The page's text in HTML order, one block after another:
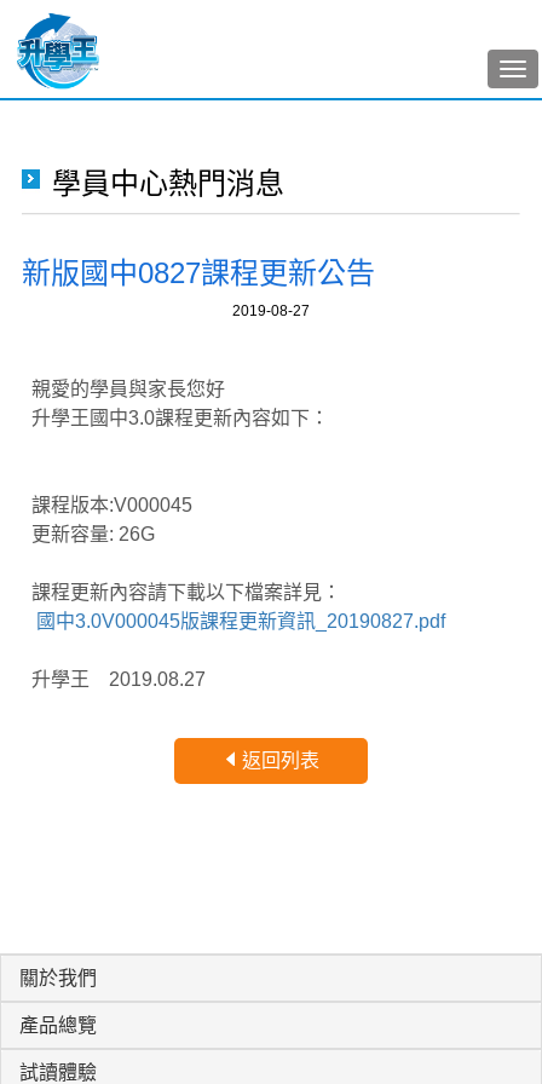
學員中心熱門消息
新版國中0827課程更新公告
2019-08-27
親愛的學員與家長您好
升學王國中3.0課程更新內容如下：
課程版本:V000045
更新容量: 26G
課程更新內容請下載以下檔案詳見：
國中3.0V000045版課程更新資訊_20190827.pdf
升學王 2019.08.27
返回列表
關於我們
產品總覽
試讀體驗